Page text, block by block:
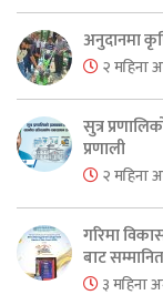
अनुदानमा
२ महिना
सुत्र
प्रणाली
२ महिना
गरिमा
बाट सम्मानित
३ महिना